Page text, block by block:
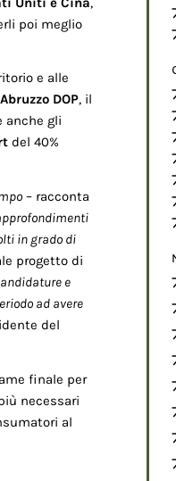
poi meglio
e alle
DOP, il
anche gli
del 40%
– racconta
in grado di
progetto di
e
ad avere
del
finale per
necessari
al